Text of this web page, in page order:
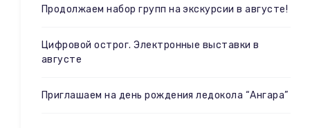
Продолжаем набор групп на экскурсии в августе!
Цифровой острог. Электронные выставки в
августе
Приглашаем на день рождения ледокола “Ангара”